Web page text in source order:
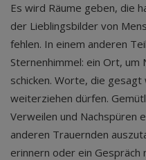
Es wird Räume geben, die
der Lieblingsbilder von
fehlen. In einem anderen
Sternenhimmel: ein Ort, um
schicken. Worte, die
weiterziehen dürfen.
Verweilen und Nachspüren
anderen Trauernden
erinnern oder ein